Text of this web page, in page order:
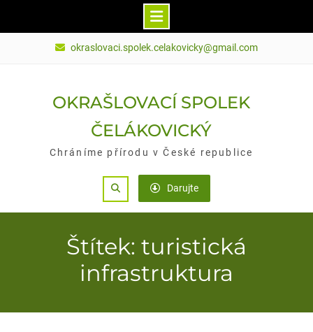
okraslovaci.spolek.celakovicky@gmail.com
OKRAŠLOVACÍ SPOLEK
ČELÁKOVICKÝ
Chráníme přírodu v České republice
Search Darujte
Štítek: turistická
infrastruktura